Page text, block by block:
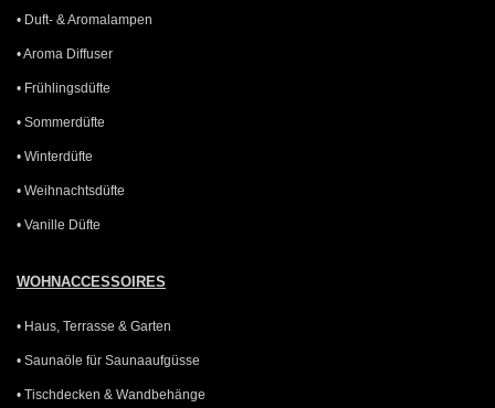
• Duft- & Aromalampen
• Aroma Diffuser
• Frühlingsdüfte
• Sommerdüfte
• Winterdüfte
• Weihnachtsdüfte
• Vanille Düfte
WOHNACCESSOIRES
• Haus, Terrasse & Garten
• Saunaöle für Saunaaufgüsse
• Tischdecken & Wandbehänge